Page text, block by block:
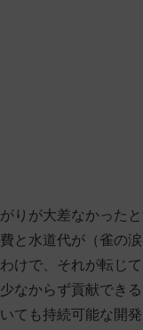
りが大差なかった
と水道代が（雀の
けで、それが転じ
なからず貢献でき
ても持続可能な開